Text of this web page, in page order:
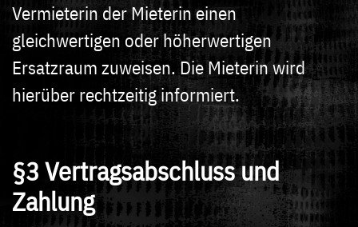
Vermieterin der Mieterin einen
gleichwertigen oder höherwertigen
Ersatzraum zuweisen. Die Mieterin wird
hierüber rechtzeitig informiert.
§3 Vertragsabschluss und
Zahlung